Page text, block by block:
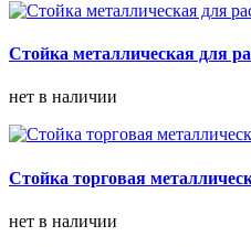
Стойка металлическая для
нет в наличии
Стойка торговая
нет в наличии